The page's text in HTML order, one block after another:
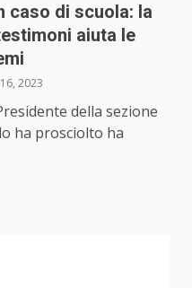
caso di scuola: la
aiuta le
2023
della sezione
ha prosciolto ha